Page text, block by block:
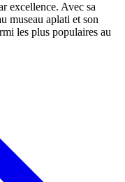
excellence. Avec sa
museau aplati et son
les plus populaires au